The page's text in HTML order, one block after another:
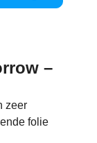
–
zeer
folie